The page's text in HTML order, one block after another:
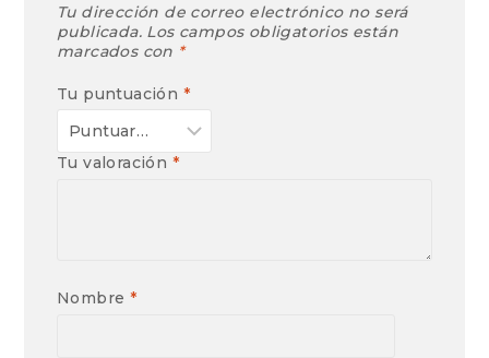
Tu dirección de correo electrónico no será
publicada. Los campos obligatorios están
marcados con *
Tu puntuación *
Tu valoración *
Nombre *